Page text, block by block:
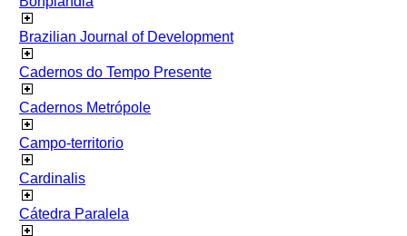
Brazilian Journal of Development
Cadernos do Tempo Presente
Cadernos Metrópole
Campo-territorio
Cardinalis
Cátedra Paralela